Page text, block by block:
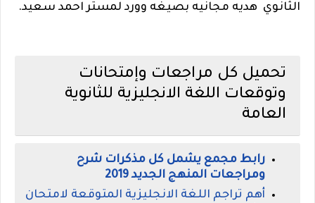
الثانوي هديه مجانيه بصيغه وورد لمستر احمد سعيد.
تحميل كل مراجعات وإمتحانات
وتوقعات اللغة الانجليزية للثانوية
العامة
رابط مجمع يشمل كل مذكرات شرح
ومراجعات المنهج الجديد 2019
أهم تراجم اللغة الانجليزية المتوقعة لامتحان